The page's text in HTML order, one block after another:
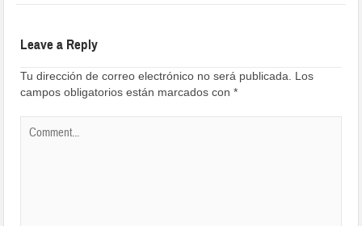
Leave a Reply
Tu dirección de correo electrónico no será publicada.
Los
campos obligatorios están marcados con*